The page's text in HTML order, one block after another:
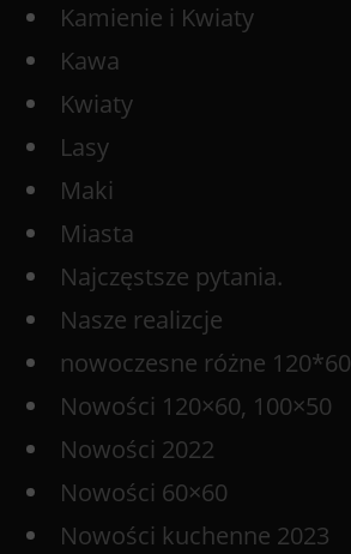
Kamienie i Kwiaty
Kawa
Kwiaty
Lasy
Maki
Miasta
Najczęstsze pytania.
Nasze realizcje
nowoczesne różne 120*60
Nowości 120×60, 100×50
Nowości 2022
Nowości 60×60
Nowości kuchenne 2023